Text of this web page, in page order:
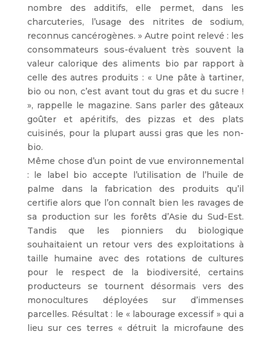
nombre des additifs, elle permet, dans les
charcuteries, l’usage des nitrites de sodium,
reconnus cancérogènes. » Autre point relevé : les
consommateurs sous-évaluent très souvent la
valeur calorique des aliments bio par rapport à
celle des autres produits : « Une pâte à tartiner,
bio ou non, c’est avant tout du gras et du sucre !
», rappelle le magazine. Sans parler des gâteaux
goûter et apéritifs, des pizzas et des plats
cuisinés, pour la plupart aussi gras que les non-
bio.
Même chose d’un point de vue environnemental
: le label bio accepte l’utilisation de l’huile de
palme dans la fabrication des produits qu’il
certifie alors que l’on connaît bien les ravages de
sa production sur les forêts d’Asie du Sud-Est.
Tandis que les pionniers du biologique
souhaitaient un retour vers des exploitations à
taille humaine avec des rotations de cultures
pour le respect de la biodiversité, certains
producteurs se tournent désormais vers des
monocultures déployées sur d’immenses
parcelles. Résultat : le « labourage excessif » qui a
lieu sur ces terres « détruit la microfaune des